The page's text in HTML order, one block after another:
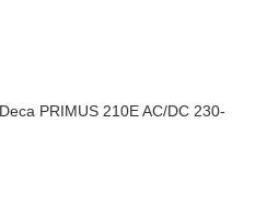
PRIMUS 210E AC/DC 230-